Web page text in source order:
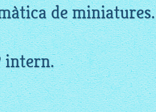
de miniatures.
intern.